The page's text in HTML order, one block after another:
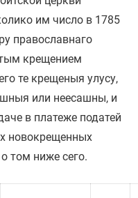
им число в 1785
православнаго
крещением
те крещеныя улусу,
или неесашны, и
в платеже податей
новокрещенных
том ниже сего.